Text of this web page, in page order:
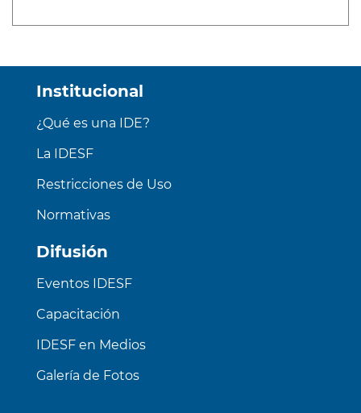
Institucional
¿Qué es una IDE?
La IDESF
Restricciones de Uso
Normativas
Difusión
Eventos IDESF
Capacitación
IDESF en Medios
Galería de Fotos